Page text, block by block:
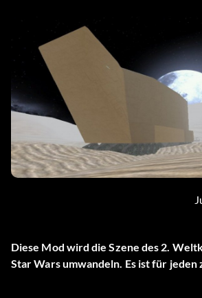
Diese Mod wird die Szene des 2.
Star Wars umwandeln. Es ist für jeden